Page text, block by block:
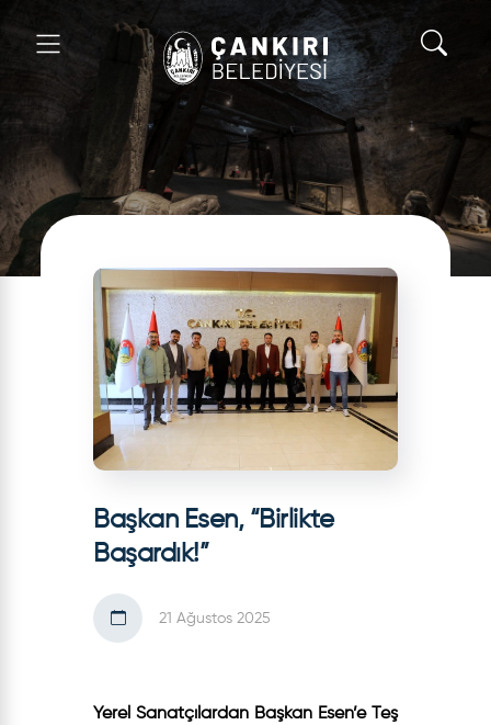
Başkan Esen, “Birlikte
Başardık!”
21 Ağustos 2025
Yerel Sanatçılardan Başkan Esen’e Teş